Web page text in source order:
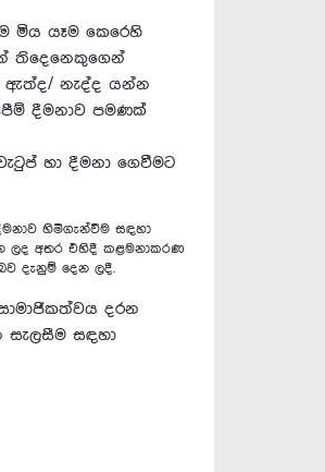
මිය යෑම කෙරෙහි
තිදෙනෙකුගෙන්
ඇත්ද/ නැද්ද යන්න
දීමනාව පමණක්
හා දීමනා ගෙවීමට
හිමිගැන්වීම සඳහා
ලද අතර එහිදී කළමනාකරණ
දැනුම් දෙන ලදී.
දරන
සඳහා